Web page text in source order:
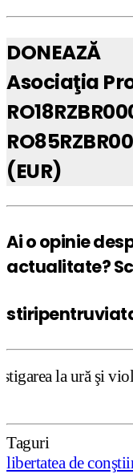
DONEAZĂ
Asociaţia
(EUR)
Ai o opinie
actualitate?
şi violenţă. Dar,
Taguri
libertatea de